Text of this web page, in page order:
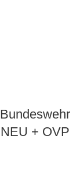
+ OVP